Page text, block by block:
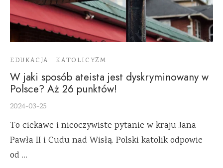
EDUKACJA KATOLICYZM
W jaki sposób ateista jest dyskryminowany w
Polsce? Aż 26 punktów!
2024-03-25
To ciekawe i nieoczywiste pytanie w kraju Jana
Pawła II i Cudu nad Wisłą. Polski katolik odpowie
od …